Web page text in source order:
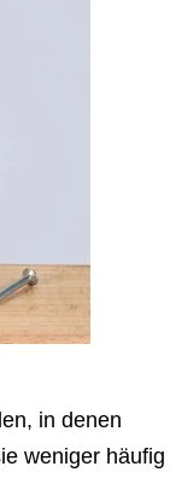
in denen
weniger häufig